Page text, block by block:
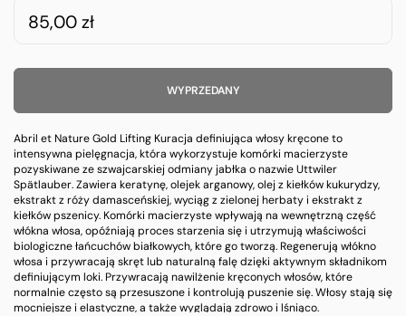
85,00 zł
WYPRZEDANY
Abril et Nature Gold Lifting Kuracja definiująca włosy kręcone to
intensywna pielęgnacja, która wykorzystuje komórki macierzyste
pozyskiwane ze szwajcarskiej odmiany jabłka o nazwie Uttwiler
Spätlauber. Zawiera keratynę, olejek arganowy, olej z kiełków kukurydzy,
ekstrakt z róży damasceńskiej, wyciąg z zielonej herbaty i ekstrakt z
kiełków pszenicy. Komórki macierzyste wpływają na wewnętrzną część
włókna włosa, opóźniają proces starzenia się i utrzymują właściwości
biologiczne łańcuchów białkowych, które go tworzą. Regenerują włókno
włosa i przywracają skręt lub naturalną falę dzięki aktywnym składnikom
definiującym loki. Przywracają nawilżenie kręconych włosów, które
normalnie często są przesuszone i kontrolują puszenie się. Włosy stają się
mocniejsze i elastyczne, a także wyglądają zdrowo i lśniąco.